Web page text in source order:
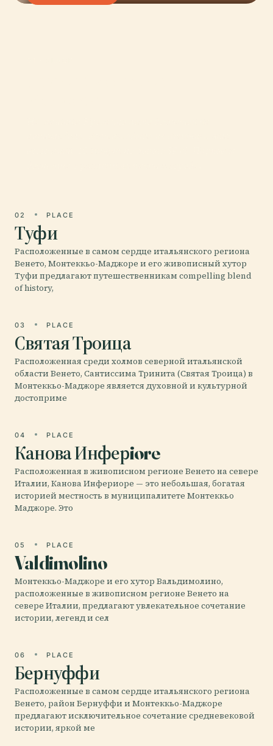
02 PLACE
Туфи
Расположенные в самом сердце итальянского региона
Венето, Монтеккьо-Маджоре и его живописный хутор
Туфи предлагают путешественникам compelling blend
of history,
03 PLACE
Святая Троица
Расположенная среди холмов северной итальянской
области Венето, Сантиссима Тринита (Святая Троица) в
Монтеккьо-Маджоре является духовной и культурной
достоприме
04 PLACE
Канова Инферiore
Расположенная в живописном регионе Венето на севере
Италии, Канова Инфериоре — это небольшая, богатая
историей местность в муниципалитете Монтеккьо
Маджоре. Это
05 PLACE
Valdimolino
Монтеккьо-Маджоре и его хутор Вальдимолино,
расположенные в живописном регионе Венето на
севере Италии, предлагают увлекательное сочетание
истории, легенд и сел
06 PLACE
Бернуффи
Расположенные в самом сердце итальянского региона
Венето, район Бернуффи и Монтеккьо-Маджоре
предлагают исключительное сочетание средневековой
истории, яркой ме